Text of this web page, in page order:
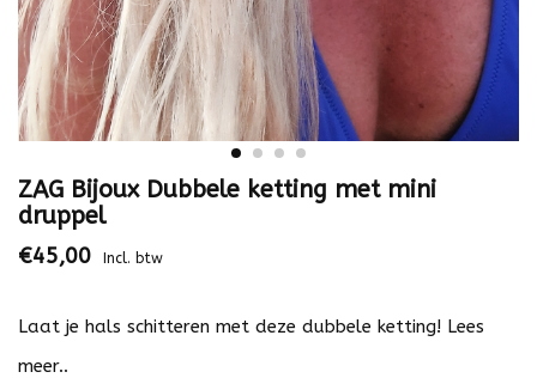
ZAG Bijoux Dubbele ketting met mini
druppel
€45,00 Incl. btw
Laat je hals schitteren met deze dubbele ketting! Lees
meer..